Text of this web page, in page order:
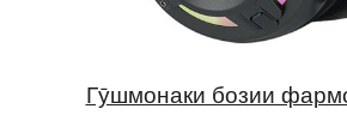
Гӯшмонаки бозии